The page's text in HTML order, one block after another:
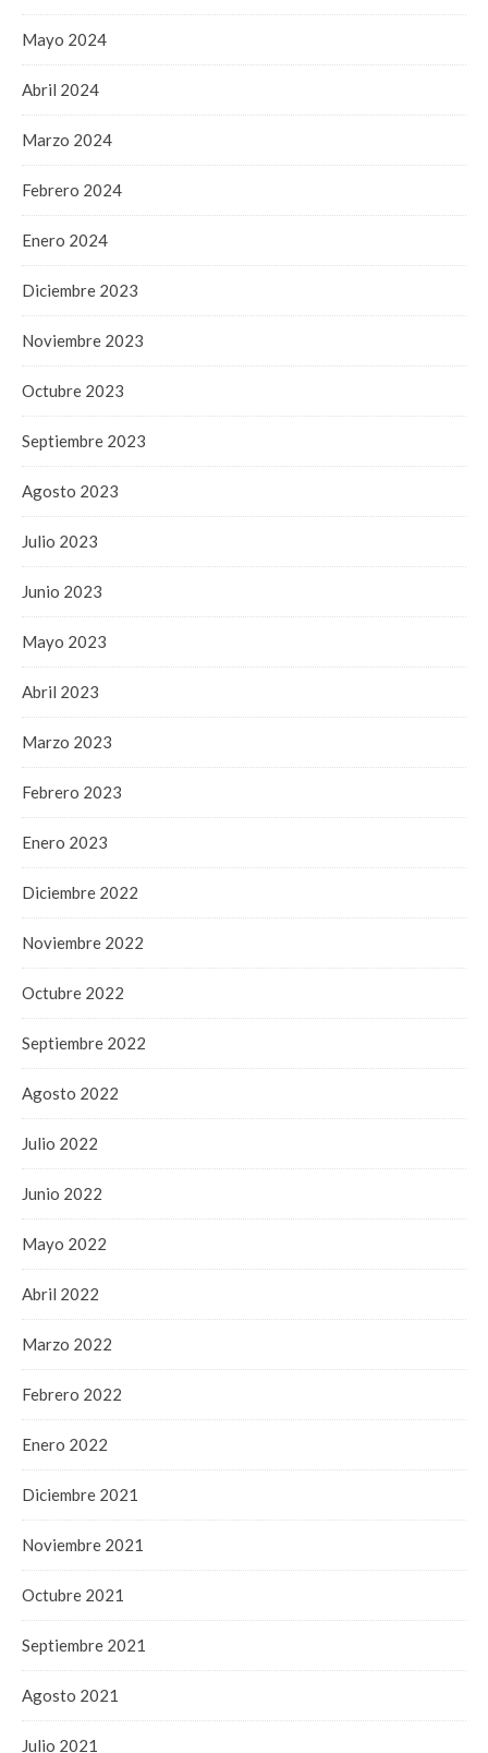
Mayo 2024
Abril 2024
Marzo 2024
Febrero 2024
Enero 2024
Diciembre 2023
Noviembre 2023
Octubre 2023
Septiembre 2023
Agosto 2023
Julio 2023
Junio 2023
Mayo 2023
Abril 2023
Marzo 2023
Febrero 2023
Enero 2023
Diciembre 2022
Noviembre 2022
Octubre 2022
Septiembre 2022
Agosto 2022
Julio 2022
Junio 2022
Mayo 2022
Abril 2022
Marzo 2022
Febrero 2022
Enero 2022
Diciembre 2021
Noviembre 2021
Octubre 2021
Septiembre 2021
Agosto 2021
Julio 2021